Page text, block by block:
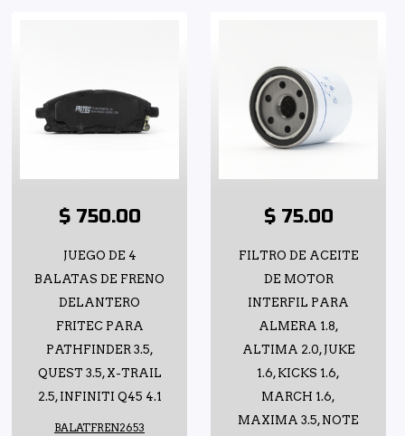
$ 750.00
JUEGO DE 4
BALATAS DE FRENO
DELANTERO
FRITEC PARA
PATHFINDER 3.5,
QUEST 3.5, X-TRAIL
2.5, INFINITI Q45 4.1
BALATFREN2653
$ 75.00
FILTRO DE ACEITE
DE MOTOR
INTERFIL PARA
ALMERA 1.8,
ALTIMA 2.0, JUKE
1.6, KICKS 1.6,
MARCH 1.6,
MAXIMA 3.5, NOTE